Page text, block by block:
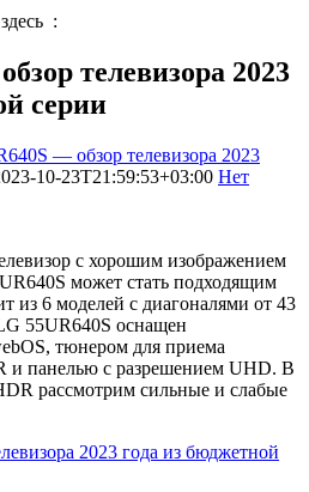
:
телевизора 2023
серии
— обзор телевизора 2023
10-23T21:59:53+03:00 Нет
с хорошим изображением
может стать подходящим
из 6 моделей с диагоналями от 43
55UR640S оснащен
тюнером для приема
и панелью с разрешением UHD. В
рассмотрим сильные и слабые